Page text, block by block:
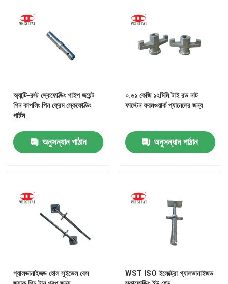
অ্যান্টি-রস্ট স্কেফোল্ডিং পাইপ জয়েন্ট
পিন কাপলিং পিন ফ্রেম স্কেফোল্ডিং
পার্টস
অনুসন্ধান পাঠান
০.৬১ কেজি ১২মিমি টাই রড নাট
ফাস্টেন ফরমওয়ার্ক প্যানেলের জন্য
অনুসন্ধান পাঠান
গ্যালভানাইজড হোল সুইভেল বেস
WST ISO ইলেক্ট্রো গ্যালভানাইজড